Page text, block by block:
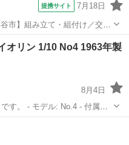
提携サイト 7月18日
市】組み立て・組付け／交替
た時
ー・ー・ー・ー 毎週火曜/金
ン 1/10 No4 1963年製
8月4日
- 付属品: